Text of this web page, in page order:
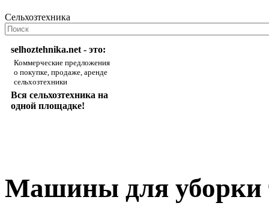
Сельхозтехника
selhoztehnika.net - это:
Коммерческие предложения
о покупке, продаже, аренде
сельхозтехники
Вся сельхозтехника на
одной площадке!
Машины для уборки